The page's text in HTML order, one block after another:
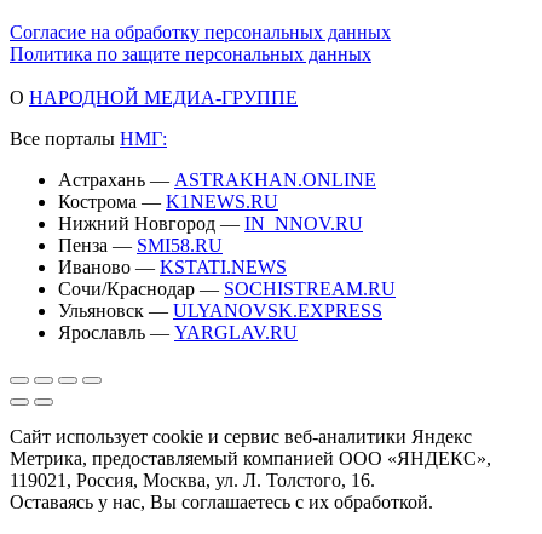
Согласие на обработку персональных данных
Политика по защите персональных данных
О НАРОДНОЙ МЕДИА-ГРУППЕ
Все порталы НМГ:
Астрахань — ASTRAKHAN.ONLINE
Кострома — K1NEWS.RU
Нижний Новгород — IN_NNOV.RU
Пенза — SMI58.RU
Иваново — KSTATI.NEWS
Сочи/Краснодар — SOCHISTREAM.RU
Ульяновск — ULYANOVSK.EXPRESS
Ярославль — YARGLAV.RU
Сайт использует cookie и сервис веб-аналитики Яндекс
Метрика, предоставляемый компанией ООО «ЯНДЕКС»,
119021, Россия, Москва, ул. Л. Толстого, 16.
Оставаясь у нас, Вы соглашаетесь с их обработкой.